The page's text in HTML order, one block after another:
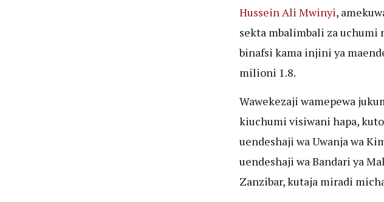
Hussein Ali Mwinyi,
sekta mbalimbali za uchumi
binafsi kama injini ya
milioni 1.8.
Wawekezaji wamepewa
kiuchumi visiwani hapa,
uendeshaji wa Uwanja wa
uendeshaji wa Bandari ya
Zanzibar, kutaja miradi